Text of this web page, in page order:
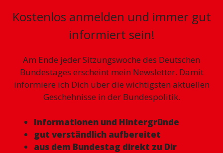
Kostenlos anmelden und immer gut
informiert sein!
Am Ende jeder Sitzungswoche des Deutschen
Bundestages erscheint mein Newsletter. Damit
informiere ich Dich über die wichtigsten aktuellen
Geschehnisse in der Bundespolitik.
Informationen und Hintergründe
gut verständlich aufbereitet
aus dem Bundestag direkt zu Dir